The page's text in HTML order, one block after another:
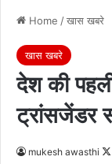
Home /खास खबरे
खास खबरे
देश की
ट्रांसजेंडर
mukesh awasthi